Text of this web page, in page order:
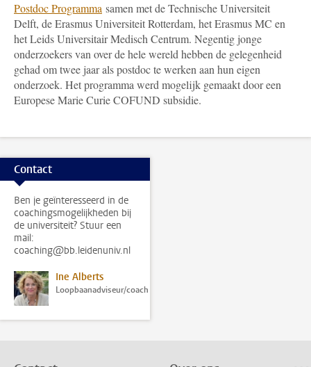
Postdoc Programma samen met de Technische Universiteit
Delft, de Erasmus Universiteit Rotterdam, het Erasmus MC en
het Leids Universitair Medisch Centrum. Negentig jonge
onderzoekers van over de hele wereld hebben de gelegenheid
gehad om twee jaar als postdoc te werken aan hun eigen
onderzoek. Het programma werd mogelijk gemaakt door een
Europese Marie Curie COFUND subsidie.
Contact
Ben je geïnteresseerd in de
coachingsmogelijkheden bij
de universiteit? Stuur een
mail:
coaching@bb.leidenuniv.nl
Ine Alberts
Loopbaanadviseur/coach